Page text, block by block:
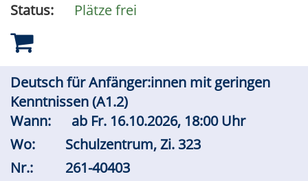
Status:
Plätze frei
Deutsch für Anfänger:innen mit geringen
Kenntnissen (A1.2)
Wann:
ab Fr. 16.10.2026, 18:00 Uhr
Wo:
Schulzentrum, Zi. 323
Nr.:
261-40403